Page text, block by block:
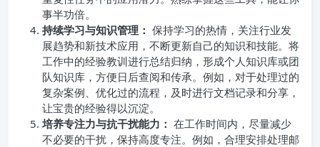
事半功倍。
持续学习与知识管理： 保持学习的热情，关注行业发
展趋势和新技术应用，不断更新自己的知识和技能。将
工作中的经验教训进行总结归纳，形成个人知识库或团
队知识库，方便日后查阅和传承。例如，对于处理过的
复杂案例、优化过的流程，及时进行文档记录和分享，
让宝贵的经验得以沉淀。
培养专注力与抗干扰能力： 在工作时间内，尽量减少
不必要的干扰，保持高度专注。例如，合理安排处理邮